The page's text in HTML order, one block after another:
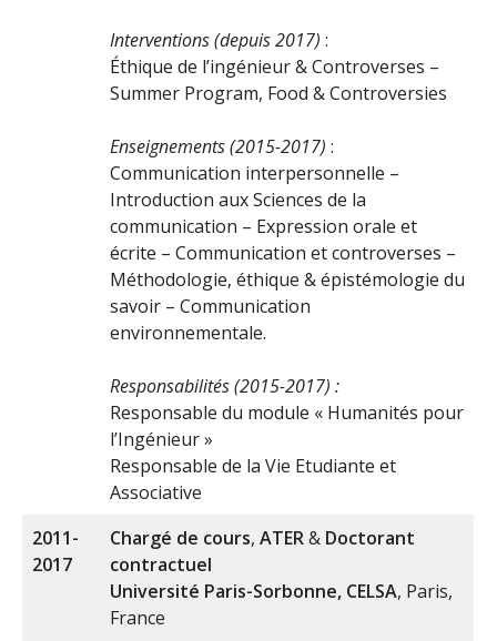
Interventions (depuis 2017) :
Éthique de l’ingénieur & Controverses –
Summer Program, Food & Controversies
Enseignements (2015-2017) :
Communication interpersonnelle –
Introduction aux Sciences de la
communication – Expression orale et
écrite – Communication et controverses –
Méthodologie, éthique & épistémologie du
savoir – Communication
environnementale.
Responsabilités (2015-2017) :
Responsable du module « Humanités pour
l’Ingénieur »
Responsable de la Vie Etudiante et
Associative
2011-
2017
Chargé de cours, ATER& Doctorant
contractuel
Université Paris-Sorbonne, CELSA, Paris,
France